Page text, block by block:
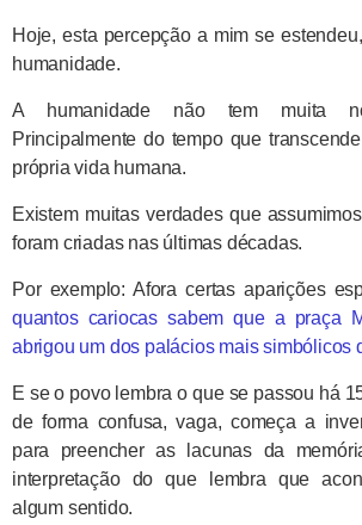
Hoje, esta percepção a mim se
humanidade.
A humanidade não tem muita
Principalmente do tempo que
própria vida humana.
Existem muitas verdades que
foram criadas nas últimas décadas.
Por exemplo: Afora certas aparições
quantos cariocas sabem que a praça
abrigou um dos palácios mais simbólicos
E se o povo lembra o que se passou há
de forma confusa, vaga, começa a
para preencher as lacunas da
interpretação do que lembra que
algum sentido.